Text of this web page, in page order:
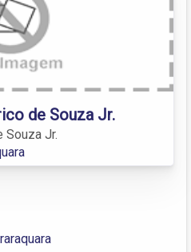
de Souza Jr.
Souza Jr.